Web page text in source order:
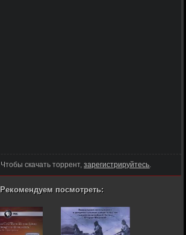
Чтобы скачать торрент,зарегистрируйтесь
Рекомендуем посмотреть: